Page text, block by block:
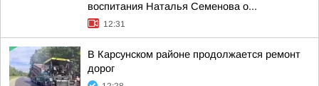
воспитания Наталья Семенова о...
12:31
В Карсунском районе продолжается ремонт
дорог